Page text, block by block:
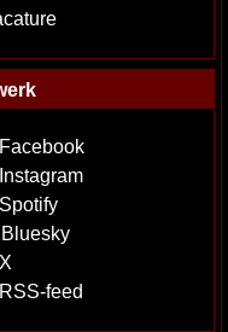
Facebook
Instagram
Spotify
Bluesky
X
RSS-feed